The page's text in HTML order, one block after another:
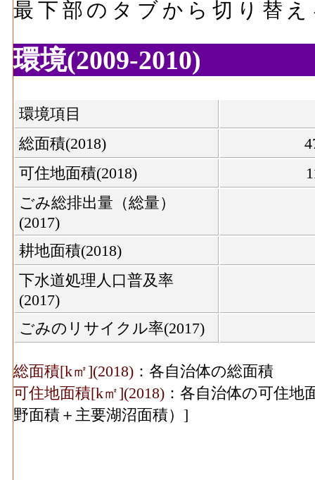
最下部のタブから切り替
環境(2009-2010)
環境項目
総面積(2018)
可住地面積(2018)
ごみ総排出量（総量）
(2017)
耕地面積(2018)
下水道処理人口普及率
(2017)
ごみのリサイクル率(2017)
総面積[k㎡](2018) ：各自治体の総面積
可住地面積[k㎡](2018) ：各自治体の可住
野面積＋主要湖沼面積）]